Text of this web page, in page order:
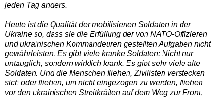
jeden Tag anders.
Heute ist die Qualität der mobilisierten Soldaten in der
Ukraine so, dass sie die Erfüllung der von NATO-Offizieren
und ukrainischen Kommandeuren gestellten Aufgaben nicht
gewährleisten. Es gibt viele kranke Soldaten: Nicht nur
untauglich, sondern wirklich krank. Es gibt sehr viele alte
Soldaten. Und die Menschen fliehen, Zivilisten verstecken
sich oder fliehen, um nicht eingezogen zu werden, fliehen
vor den ukrainischen Streitkräften auf dem Weg zur Front,